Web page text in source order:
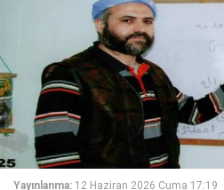
Yayınlanma: 12 Haziran 2026 Cuma 17:19